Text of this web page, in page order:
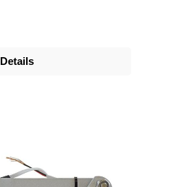
Details